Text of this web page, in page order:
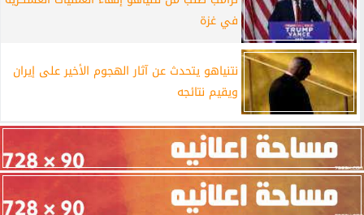
في غزة
نتنياهو يتحدث عن آثار الهجوم الأخير على إيران
ويقيم نتائجه